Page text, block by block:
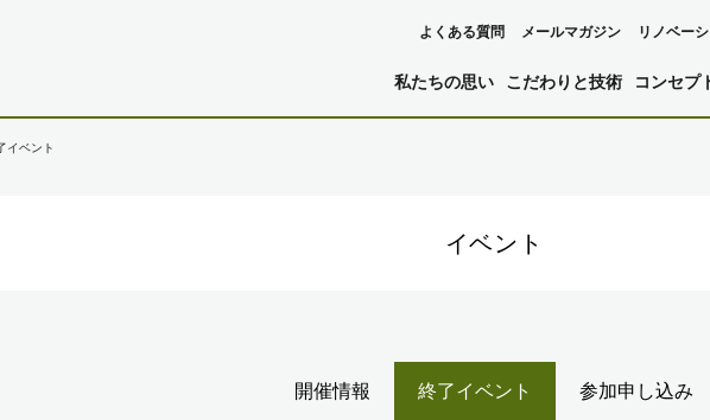
私たちの思い こだわりと技術 コンセプ
よくある質問 メールマガジン リノベー
イベント
イベント
開催情報 終了イベント 参加申し込み